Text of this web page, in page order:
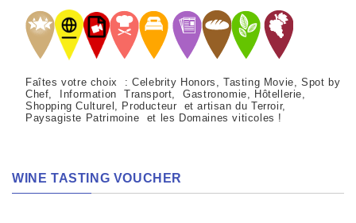
Faîtes votre choix : Celebrity Honors, Tasting Movie, Spot by
Chef, Information Transport, Gastronomie, Hôtellerie,
Shopping Culturel, Producteur et artisan du Terroir,
Paysagiste Patrimoine et les Domaines viticoles !
WINE TASTING VOUCHER